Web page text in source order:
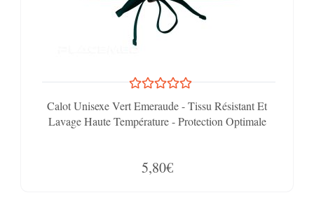
Calot Unisexe Vert Emeraude - Tissu Résistant Et
Lavage Haute Température - Protection Optimale
5,80€